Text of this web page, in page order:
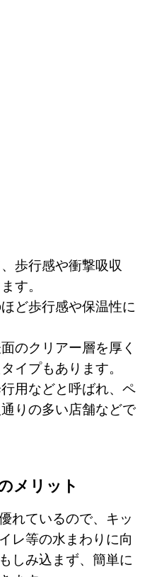
歩行感や衝撃吸収
す。
ど歩行感や保温性に
のクリアー層を厚く
イプもあります。
用などと呼ばれ、ペ
りの多い店舗などで
メリット
れているので、キッ
レ等の水まわりに向
しみ込まず、簡単に